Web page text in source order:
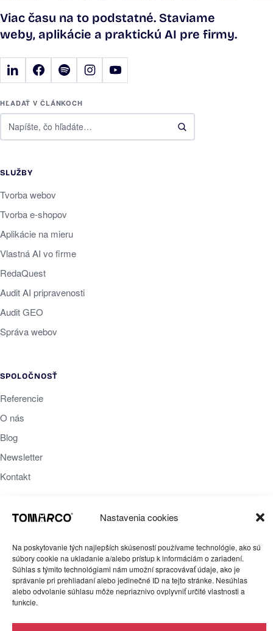
Nastavenia cookies
Na poskytovanie tých najlepších skúseností používame technológie, ako sú
súbory cookie na ukladanie a/alebo prístup k informáciám o zariadení.
Súhlas s týmito technológiami nám umožní spracovávať údaje, ako je
správanie pri prehliadaní alebo jedinečné ID na tejto stránke. Nesúhlas
alebo odvolanie súhlasu môže nepriaznivo ovplyvniť určité vlastnosti a
funkcie.
Viac času na to podstatné. Staviame
weby, aplikácie a praktickú AI pre firmy.
HĽADAŤ V ČLÁNKOCH
SLUŽBY
Tvorba webov
Tvorba e-shopov
Aplikácie na mieru
Vlastná AI vo firme
RedaQuest
Audit AI pripravenosti
Audit GEO
Správa webov
SPOLOČNOSŤ
Referencie
O nás
Blog
Newsletter
Kontakt
PRÁVNE
Ochrana súkromia
Obchodné podmienky
Cookies
Reklamačný poriadok
TOMARCO s.r.o., IČO 51 709 449, DIČ 2120759080. Všetky práva